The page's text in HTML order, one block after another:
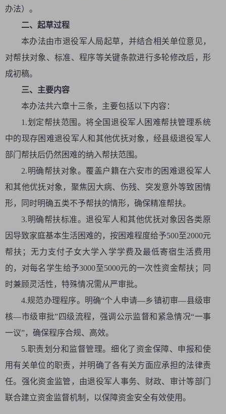
办法）。
二、起草过程
本办法由市退役军人局起草，并结合相关单位意见，
对帮扶对象、标准、程序等关键条款进行多轮修改后，形
成初稿。
三、主要内容
本办法共六章十三条，主要包括以下内容：
1.划定帮扶范围。将全国退役军人困难帮扶管理系统
中的现存困难退役军人和其他优抚对象，经县级退役军人
部门帮扶后仍然困难的纳入帮扶范围。
2.明确帮扶对象。覆盖户籍在六安市的困难退役军人
和其他优抚对象，聚焦因大病、伤残、突发意外等致困情
形，同时明确五类不予帮扶的情形，确保精准帮扶。
3.明确帮扶标准。退役军人和其他优抚对象因各类原
因导致家庭基本生活困难的，按困难程度给予500至2000元
帮扶；无力支付子女大学入学学费及最低寄宿生活费用
的，对每名学生给予3000至5000元的一次性资金帮扶；同
时兼顾灵活性，特殊情况需从严审批。
4.规范办理程序。明确“个人申请—乡镇初审—县级审
核—市级审批”四级流程，强调公示监督和紧急情况“一事
一议”，确保程序合规、高效。
5.职责划分和监督管理。细化了资金保障、申报和使
用有关单位的职责，并明确了各有关方面应承担的法律责
任。强化资金监管，由退役军人事务、财政、审计等部门
联合建立资金监督机制，以保障资金安全有效使用。